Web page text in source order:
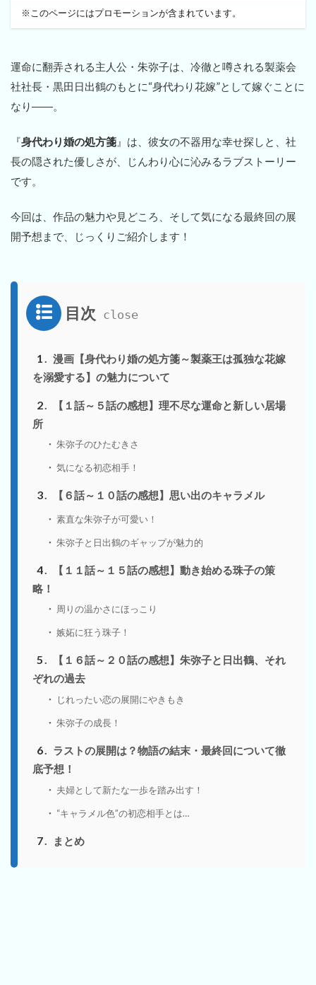
※このページにはプロモーションが含まれています。
運命に翻弄される主人公・朱弥子は、冷徹と噂される製薬会
社社長・黒田日出鶴のもとに“身代わり花嫁”として嫁ぐことに
なり――。
『身代わり婚の処方箋 』は、彼女の不器用な幸せ探しと、社
長の隠された優しさが、じんわり心に沁みるラブストーリー
です。
今回は、作品の魅力や見どころ、そして気になる最終回の展
開予想まで、じっくりご紹介します！
目次
1
漫画【身代わり婚の処方箋～製薬王は孤独な花嫁
を溺愛する】の魅力について
2
【１話～５話の感想】理不尽な運命と新しい居場
所
朱弥子のひたむきさ
気になる初恋相手！
3 【６話～１０話の感想】思い出のキャラメル
素直な朱弥子が可愛い！
朱弥子と日出鶴のギャップが魅力的
4
【１１話～１５話の感想】動き始める珠子の策
略！
周りの温かさにほっこり
嫉妬に狂う珠子！
5
【１６話～２０話の感想】朱弥子と日出鶴、それ
ぞれの過去
じれったい恋の展開にやきもき
朱弥子の成長！
6
ラストの展開は？物語の結末・最終回について徹
底予想！
夫婦として新たな一歩を踏み出す！
“キャラメル色”の初恋相手とは…
7 まとめ